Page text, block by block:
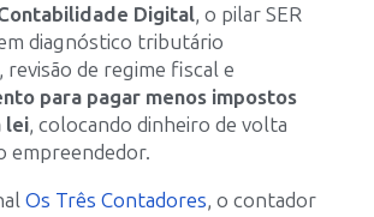
Digital, o pilar SER
diagnóstico tributário
revisão de regime fiscal e
para pagar menos impostos
lei, colocando dinheiro de volta
empreendedor.
Os Três Contadores, o contador